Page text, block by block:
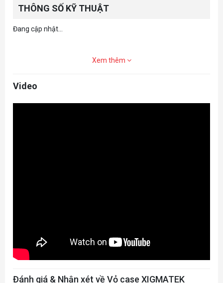
THÔNG SỐ KỸ THUẬT
Đang cập nhật...
Xem thêm
Video
Đánh giá & Nhận xét về Vỏ case XIGMATEK